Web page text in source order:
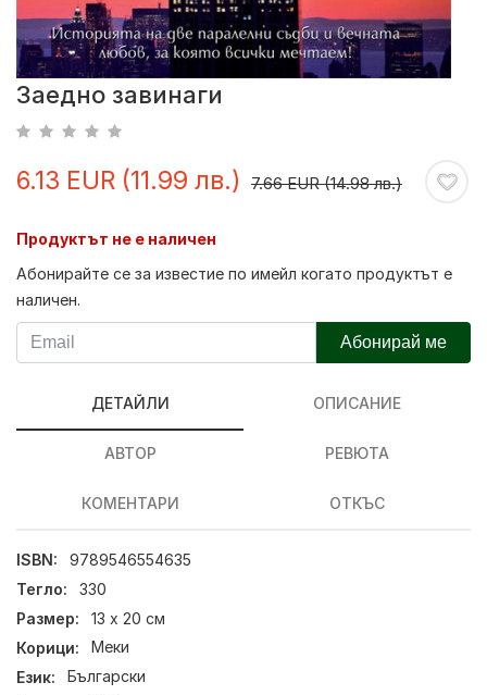
Заедно завинаги
6.13 EUR (11.99 лв.) 7.66 EUR (14.98 лв.)
Продуктът не е наличен
Абонирайте се за известие по имейл когато продуктът е
наличен.
Абонирай ме
ДЕТАЙЛИ ОПИСАНИЕ
АВТОР РЕВЮТА
КОМЕНТАРИ ОТКЪС
ISBN:
9789546554635
Тегло:
330
Размер:
13 х 20 см
Корици:
Меки
Език:
Български